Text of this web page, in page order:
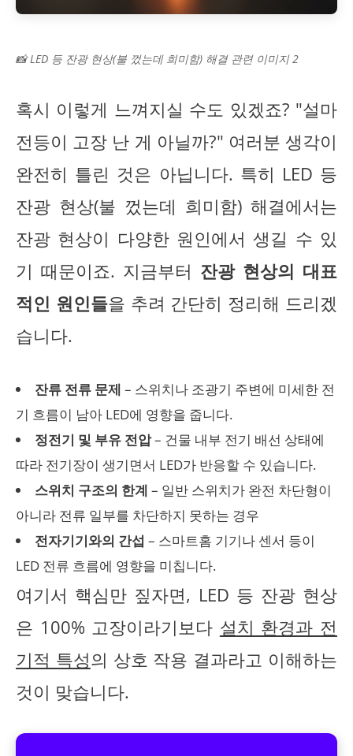
📸 LED 등 잔광 현상(불 껐는데 희미함) 해결 관련 이미지 2
혹시 이렇게 느껴지실 수도 있겠죠? "설마
전등이 고장 난 게 아닐까?" 여러분 생각이
완전히 틀린 것은 아닙니다. 특히 LED 등
잔광 현상(불 껐는데 희미함) 해결에서는
잔광 현상이 다양한 원인에서 생길 수 있
기 때문이죠. 지금부터 잔광 현상의 대표
적인 원인들을 추려 간단히 정리해 드리겠
습니다.
잔류 전류 문제 – 스위치나 조광기 주변에 미세한 전
기 흐름이 남아 LED에 영향을 줍니다.
정전기 및 부유 전압– 건물 내부 전기 배선 상태에
따라 전기장이 생기면서 LED가 반응할 수 있습니다.
스위치 구조의 한계 – 일반 스위치가 완전 차단형이
아니라 전류 일부를 차단하지 못하는 경우
전자기기와의 간섭 – 스마트홈 기기나 센서 등이
LED 전류 흐름에 영향을 미칩니다.
여기서 핵심만 짚자면, LED 등 잔광 현상
은 100% 고장이라기보다 설치 환경과 전
기적 특성의 상호 작용 결과라고 이해하는
것이 맞습니다.